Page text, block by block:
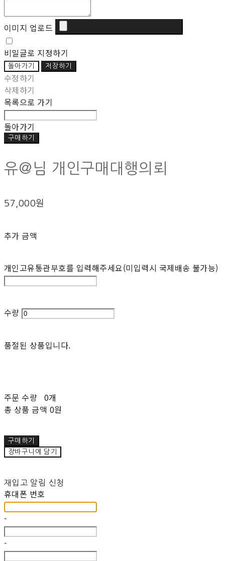
이미지 업로드
비밀글로 지정하기
돌아가기 저장하기
수정하기
삭제하기
목록으로 가기
돌아가기
구매하기
유@님 개인구매대행의뢰
57,000원
추가 금액
개인고유통관부호를 입력해주세요(미입력시 국제배송 불가능)
수량
품절된 상품입니다.
주문 수량 0개
총 상품 금액 0원
구매하기
장바구니에 담기
재입고 알림 신청
휴대폰 번호
-
-